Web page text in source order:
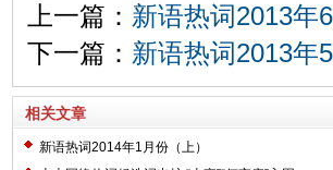
上一篇： 新语热词2013年6
下一篇： 新语热词2013年5
相关文章
新语热词2014年1月份（上）